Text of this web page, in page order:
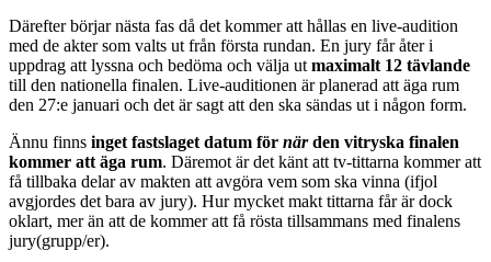
Därefter börjar nästa fas då det kommer att hållas en live-audition
med de akter som valts ut från första rundan. En jury får åter i
uppdrag att lyssna och bedöma och välja ut maximalt 12 tävlande
till den nationella finalen. Live-auditionen är planerad att äga rum
den 27:e januari och det är sagt att den ska sändas ut i någon form.
Ännu finns inget fastslaget datum för närden vitryska finalen
kommer att äga rum. Däremot är det känt att tv-tittarna kommer att
få tillbaka delar av makten att avgöra vem som ska vinna (ifjol
avgjordes det bara av jury). Hur mycket makt tittarna får är dock
oklart, mer än att de kommer att få rösta tillsammans med finalens
jury(grupp/er).